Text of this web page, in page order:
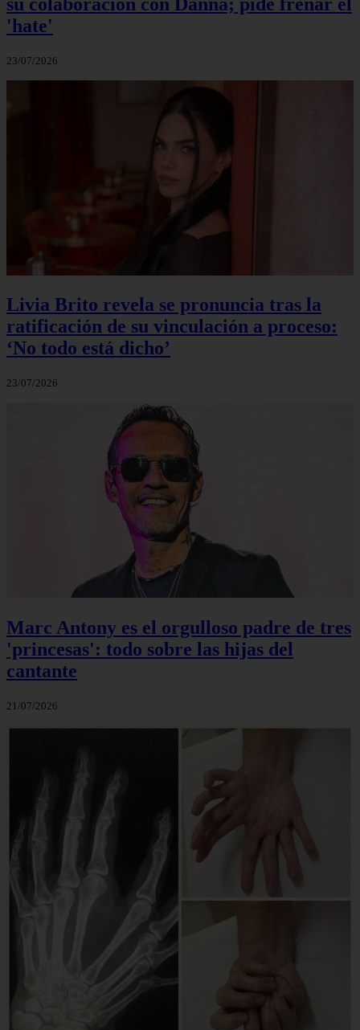
'hate'
23/07/2026
Livia Brito revela se pronuncia tras la
ratificación de su vinculación a proceso:
‘No todo está dicho’
23/07/2026
Marc Antony es el orgulloso padre de tres
'princesas': todo sobre las hijas del
cantante
21/07/2026